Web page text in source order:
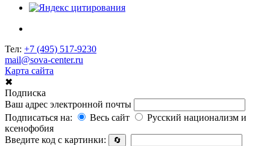
Тел: +7 (495) 517-9230
mail@sova-center.ru
Карта сайта
✖
Подписка
Ваш адрес электронной почты
Подписаться на:
Весь сайт
Русский национализм и
ксенофобия
Введите код с картинки:
🔄